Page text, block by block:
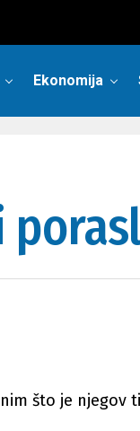
Ekonomija
što je njegov